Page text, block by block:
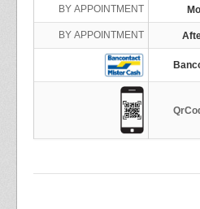
BY APPOINTMENT
BY APPOINTMENT